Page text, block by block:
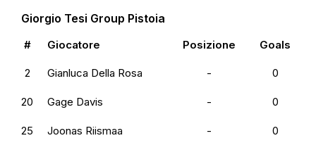
Giorgio Tesi Group Pistoia
# Giocatore Posizione Goals
2 Gianluca Della Rosa - 0
20 Gage Davis - 0
25 Joonas Riismaa - 0